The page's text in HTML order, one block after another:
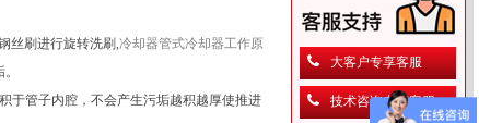
丝刷进行旋转洗刷,冷却器管式冷却器工作原
于管子内腔，不会产生污垢越积越厚使推进
大客户专享客服
技术咨询专享客服